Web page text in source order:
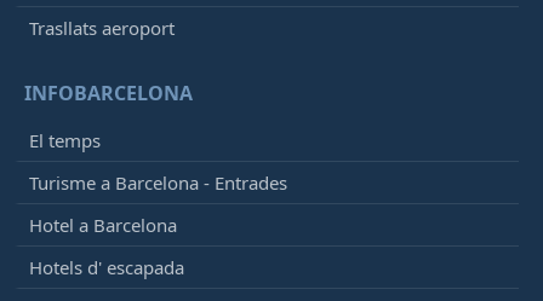
Trasllats aeroport
INFOBARCELONA
El temps
Turisme a Barcelona - Entrades
Hotel a Barcelona
Hotels d' escapada